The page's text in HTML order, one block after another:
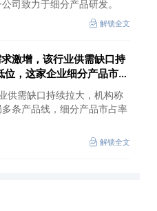
司致力于细分产品研发。
解锁全文
激增，该行业供需缺口持
，这家企业细分产品市占
供需缺口持续拉大，机构称
条产品线，细分产品市占率
解锁全文